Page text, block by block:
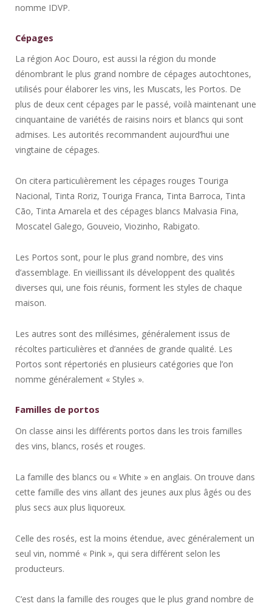
nomme IDVP.
Cépages
La région Aoc Douro, est aussi la région du monde
dénombrant le plus grand nombre de cépages autochtones,
utilisés pour élaborer les vins, les Muscats, les Portos. De
plus de deux cent cépages par le passé, voilà maintenant une
cinquantaine de variétés de raisins noirs et blancs qui sont
admises. Les autorités recommandent aujourd’hui une
vingtaine de cépages.
On citera particulièrement les cépages rouges Touriga
Nacional, Tinta Roriz, Touriga Franca, Tinta Barroca, Tinta
Cão, Tinta Amarela et des cépages blancs Malvasia Fina,
Moscatel Galego, Gouveio, Viozinho, Rabigato.
Les Portos sont, pour le plus grand nombre, des vins
d’assemblage. En vieillissant ils développent des qualités
diverses qui, une fois réunis, forment les styles de chaque
maison.
Les autres sont des millésimes, généralement issus de
récoltes particulières et d’années de grande qualité. Les
Portos sont répertoriés en plusieurs catégories que l’on
nomme généralement « Styles ».
Familles de portos
On classe ainsi les différents portos dans les trois familles
des vins, blancs, rosés et rouges.
La famille des blancs ou « White » en anglais. On trouve dans
cette famille des vins allant des jeunes aux plus âgés ou des
plus secs aux plus liquoreux.
Celle des rosés, est la moins étendue, avec généralement un
seul vin, nommé « Pink », qui sera différent selon les
producteurs.
C’est dans la famille des rouges que le plus grand nombre de